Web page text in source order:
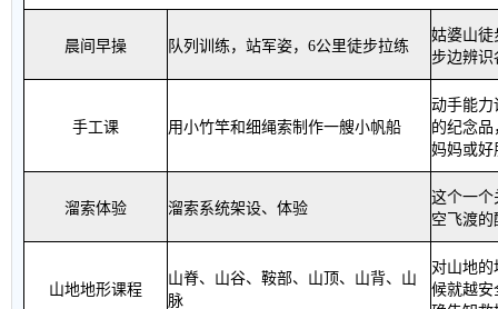
晨间早操 队列训练，站军姿， 6公里徒步拉练
姑婆山徒
步边辨识
手工课 用小竹竿和细绳索制作一艘小帆船
动手能力
的纪念
妈妈或好
溜索体验 溜索系统架设、体验
这个一个
空飞渡的
山地地形课程
山脊、山谷、鞍部、山顶、山背、山
脉
对山地
候就越安